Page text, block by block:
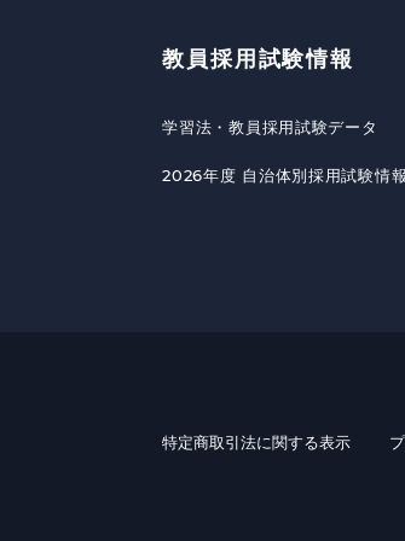
教員採用試験情報
学習法・教員採用試験データ
2026年度 自治体別採用試験情報
特定商取引法に関する表示